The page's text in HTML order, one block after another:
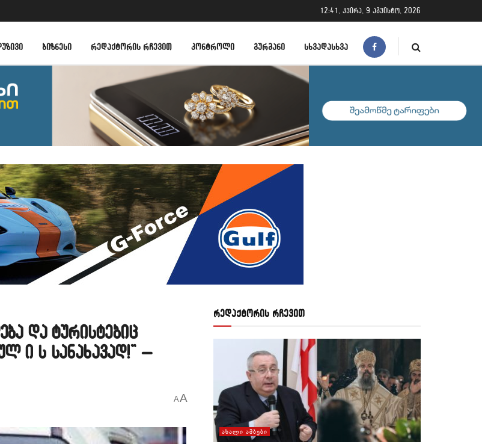
12:41, კვირა, 9 აგვისტო, 2026
ᲑᲘᲖᲜᲔᲡᲘ ᲠᲔᲓᲐᲥᲢᲝᲠᲘᲡ ᲠᲩᲔᲕᲘᲗ ᲙᲝᲜᲢᲠᲝᲚᲘ ᲒᲣᲠᲛᲐᲜᲘ ᲡᲮᲕᲐᲓᲐᲡᲮᲕᲐ
და ტურისტებიც
ი ს სანახავად!” –
AA
რედაქტორის რჩევით
ᲐᲮᲐᲚᲘ ᲐᲛᲑᲔᲑᲘ